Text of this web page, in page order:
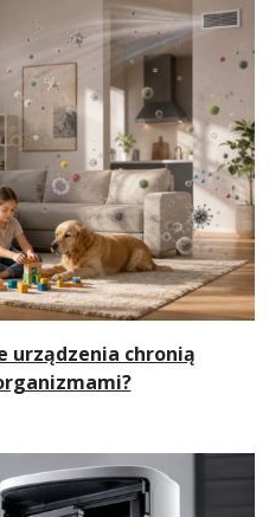
urządzenia chronią